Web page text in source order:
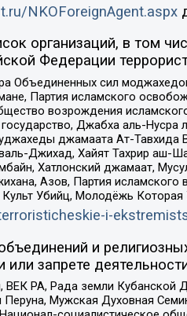
NKOForeignAgent.aspx
организаций, в том
Федерации
сил
Партия исламского
возрождения
Джабха аль-
джамаата Ат-
Джихад, Хайят Тахрир аш-
Хатлонский джамаат,
Азов, Партия
Убийц, Молодёжь
i-
и
запрете
ВЕК РА, Рада земли
Мужская Духовная